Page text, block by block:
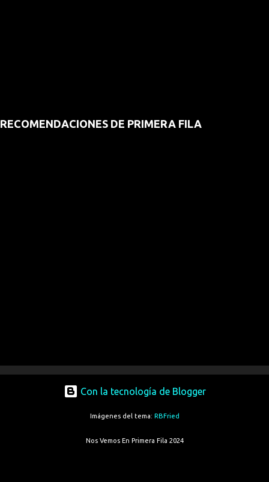
RECOMENDACIONES DE PRIMERA FILA
Con la tecnología de Blogger
Imágenes del tema: RBFried
Nos Vemos En Primera Fila 2024